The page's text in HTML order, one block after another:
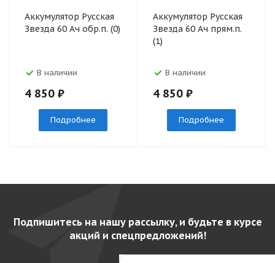
Аккумулятор Русская
Звезда 60 Ач обр.п. (0)
В наличии
4 850 ₽
Подробнее
Аккумулятор Русская
Звезда 60 Ач прям.п.
(1)
В наличии
4 850 ₽
Подробнее
Подпишитесь на нашу рассылку, и будьте в курсе
акций и спецпредложений!